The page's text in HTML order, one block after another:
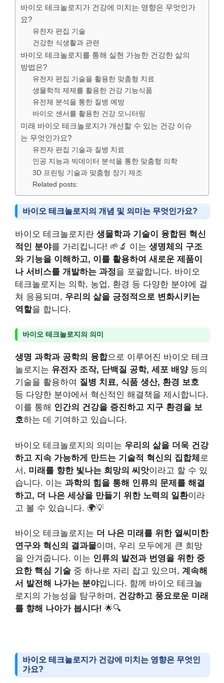
바이오 테크놀로지가 건강에 미치는 영향은 무엇인가
요?
유전자 편집 기술
건강한 식생활과 관련
바이오 테크놀로지를 통해 실현 가능한 건강한 삶의
방법은?
유전자 편집 기술을 활용한 맞춤형 치료
생물학적 제제를 활용한 건강 기능식품
유전체 분석을 통한 질병 예방
바이오 센서를 활용한 건강 모니터링
미래 바이오 테크놀로지가 개선할 수 있는 건강 이슈
는 무엇인가요?
유전자 편집 기술과 질병 치료
인공 지능과 빅데이터 분석을 통한 맞춤형 의학
3D 프린팅 기술과 맞춤형 장기 제조
Related posts:
바이오 테크놀로지의 개념 및 의미는 무엇인가요?
바이오 테크놀로지란 생물학과 기술이 융합된 혁신
적인 분야를 가리킵니다! 🌱🔬 이는 생명체의 구조
와 기능을 이해하고, 이를 활용하여 새로운 제품이
나 서비스를 개발하는 과정을 포괄합니다. 바이오
테크놀로지는 의학, 농업, 환경 등 다양한 분야에 걸
쳐 응용되며, 우리의 삶을 긍정적으로 변화시키는
역할을 합니다.
바이오 테크놀로지의 의미
생명 과학과 공학의 융합으로 이루어진 바이오 테크
놀로지는 유전자 조작, 단백질 공학, 세포 배양등의
기술을 활용하여 질병 치료, 식품 생산, 환경 보호
등 다양한 분야에서 혁신적인 해결책을 제시합니다.
이를 통해 인간의 건강을 증진하고 지구 환경을 보
호하는 데 기여하고 있습니다.
바이오 테크놀로지의 의미는 우리의 삶을 더욱 건강
하고 지속 가능하게 만드는 기술적 혁신의 집합체 로
서, 미래를 향한 빛나는 희망의 씨앗이라고 할 수 있
습니다. 이는 과학의 힘을 통해 인류의 문제를 해결
하고, 더 나은 세상을 만들기 위한 노력의 일환이라
고 볼 수 있습니다. 🌍💡
바이오 테크놀로지는 더 나은 미래를 위한 열씨미한
연구와 혁신의 결과물이며, 우리 모두에게 큰 희망
을 안겨줍니다. 이는 인류의 발전과 번영을 위한 중
요한 핵심 기술 중 하나로 자리 잡고 있으며, 계속해
서 발전해 나가는 분야입니다. 함께 바이오 테크놀
로지의 가능성을 탐구하며, 건강하고 풍요로운 미래
를 향해 나아가 봅시다! 🌟🔍
바이오 테크놀로지가 건강에 미치는 영향은 무엇인
가요?